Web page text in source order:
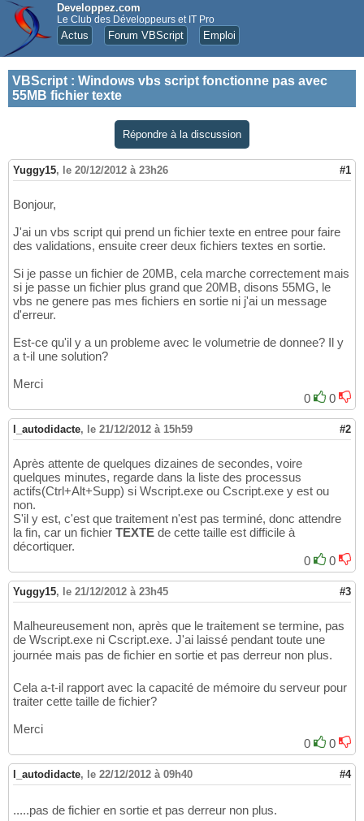
Developpez.com
Le Club des Développeurs et IT Pro
Actus Forum VBScript Emploi
VBScript : Windows vbs script fonctionne pas avec
55MB fichier texte
Répondre à la discussion
Yuggy15, le 20/12/2012 à 23h26 #1
Bonjour,
J'ai un vbs script qui prend un fichier texte en entree pour faire
des validations, ensuite creer deux fichiers textes en sortie.
Si je passe un fichier de 20MB, cela marche correctement mais
si je passe un fichier plus grand que 20MB, disons 55MG, le
vbs ne genere pas mes fichiers en sortie ni j'ai un message
d'erreur.
Est-ce qu'il y a un probleme avec le volumetrie de donnee? Il y
a t-il une solution?
Merci
0
0
l_autodidacte, le 21/12/2012 à 15h59 #2
Après attente de quelques dizaines de secondes, voire
quelques minutes, regarde dans la liste des processus
actifs(Ctrl+Alt+Supp) si Wscript.exe ou Cscript.exe y est ou
non.
S'il y est, c'est que traitement n'est pas terminé, donc attendre
la fin, car un fichier TEXTE de cette taille est difficile à
décortiquer.
0
0
Yuggy15, le 21/12/2012 à 23h45 #3
Malheureusement non, après que le traitement se termine, pas
de Wscript.exe ni Cscript.exe. J'ai laissé pendant toute une
journée mais pas de fichier en sortie et pas derreur non plus.
Cela a-t-il rapport avec la capacité de mémoire du serveur pour
traiter cette taille de fichier?
Merci
0
0
l_autodidacte, le 22/12/2012 à 09h40 #4
.....pas de fichier en sortie et pas derreur non plus.